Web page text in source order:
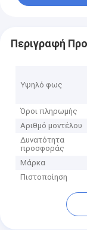
Περιγραφή
Υψηλό φως
Όροι πληρωμής
Αριθμό μοντέλου
Δυνατότητα
προσφοράς
Μάρκα
Πιστοποίηση